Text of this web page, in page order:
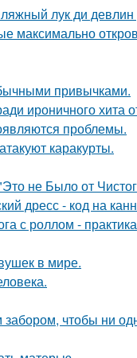
лук ди
максимально
привычками.
ироничного хита
проблемы.
каракурты.
не Было от
дресс - код на
с роллом -
в мире.
чтобы ни